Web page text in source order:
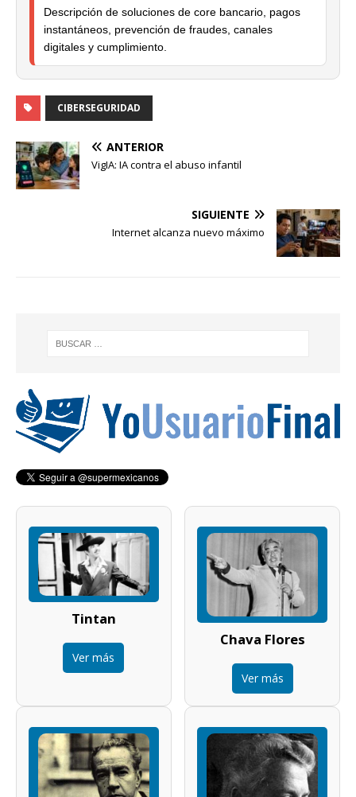
Descripción de soluciones de core bancario, pagos
instantáneos, prevención de fraudes, canales
digitales y cumplimiento.
CIBERSEGURIDAD
ANTERIOR
VigIA: IA contra el abuso infantil
SIGUIENTE
Internet alcanza nuevo máximo
Tintan
Ver más
Chava Flores
Ver más